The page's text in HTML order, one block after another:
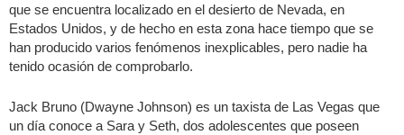
que se encuentra localizado en el desierto de Nevada, en
Estados Unidos, y de hecho en esta zona hace tiempo que se
han producido varios fenómenos inexplicables, pero nadie ha
tenido ocasión de comprobarlo.
Jack Bruno (Dwayne Johnson) es un taxista de Las Vegas que
un día conoce a Sara y Seth, dos adolescentes que poseen